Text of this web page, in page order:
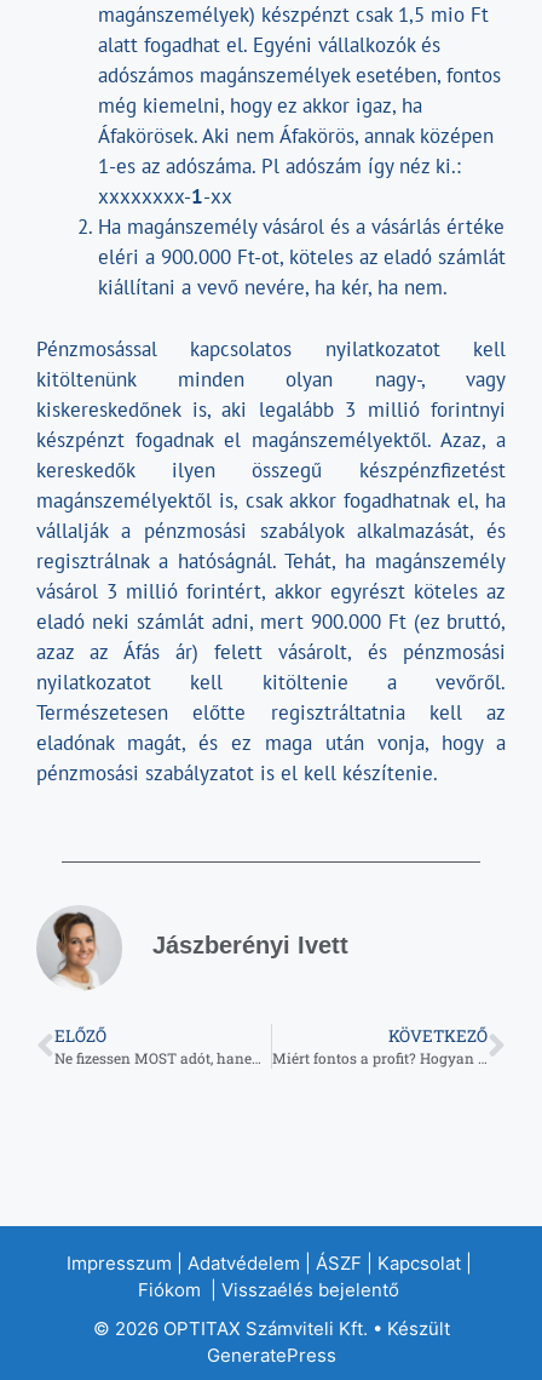
magánszemélyek) készpénzt csak 1,5 mio Ft
alatt fogadhat el. Egyéni vállalkozók és
adószámos magánszemélyek esetében, fontos
még kiemelni, hogy ez akkor igaz, ha
Áfakörösek. Aki nem Áfakörös, annak középen
1-es az adószáma. Pl adószám így néz ki.:
xxxxxxxx-1-xx
Ha magánszemély vásárol és a vásárlás értéke
eléri a 900.000 Ft-ot, köteles az eladó számlát
kiállítani a vevő nevére, ha kér, ha nem.
Pénzmosással kapcsolatos nyilatkozatot kell
kitöltenünk minden olyan nagy-, vagy
kiskereskedőnek is, aki legalább 3 millió forintnyi
készpénzt fogadnak el magánszemélyektől. Azaz, a
kereskedők ilyen összegű készpénzfizetést
magánszemélyektől is, csak akkor fogadhatnak el, ha
vállalják a pénzmosási szabályok alkalmazását, és
regisztrálnak a hatóságnál. Tehát, ha magánszemély
vásárol 3 millió forintért, akkor egyrészt köteles az
eladó neki számlát adni, mert 900.000 Ft (ez bruttó,
azaz az Áfás ár) felett vásárolt, és pénzmosási
nyilatkozatot kell kitöltenie a vevőről.
Természetesen előtte regisztráltatnia kell az
eladónak magát, és ez maga után vonja, hogy a
pénzmosási szabályzatot is el kell készítenie.
Jászberényi Ivett
ELŐZŐ
Ne fizessen MOST adót, hanem ossza el a fizetendő összeget több évre!
KÖVETKEZŐ
Miért fontos a profit? Hogyan vegyünk fel szabályosan osztalékot?
Impresszum Adatvédelem ÁSZF Kapcsolat|
Fiókom
Visszaélés bejelentő
© 2026 OPTITAX Számviteli Kft. • Készült
GeneratePress